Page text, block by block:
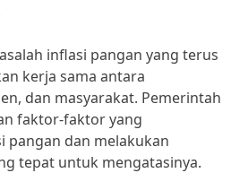
inflasi pangan yang terus
kerja sama antara
dan masyarakat. Pemerintah
faktor-faktor yang
pangan dan melakukan
tepat untuk mengatasinya.